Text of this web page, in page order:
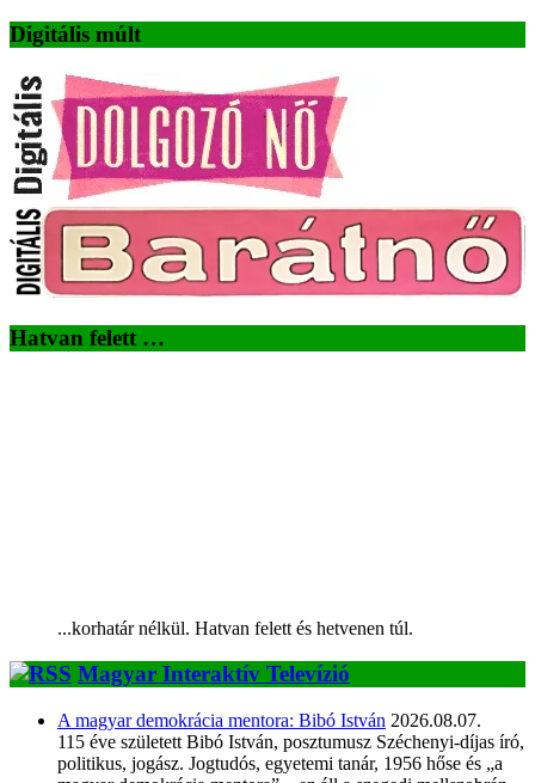
Digitális múlt
Hatvan felett …
...korhatár nélkül. Hatvan felett és hetvenen túl.
Magyar Interaktív Televízió
A magyar demokrácia mentora: Bibó István 2026.08.07.
115 éve született Bibó István, posztumusz Széchenyi-díjas író,
politikus, jogász. Jogtudós, egyetemi tanár, 1956 hőse és „a